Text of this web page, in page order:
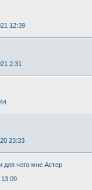
12:39
2:31
23:33
для чего мне Астер